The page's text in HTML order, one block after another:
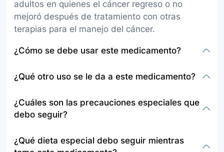
adultos en quienes el cáncer regreso o no
mejoró después de tratamiento con otras
terapias para el manejo del cáncer.
¿Cómo se debe usar este medicamento?
infusión intravenosa (por la vena). El tratamiento
especializado en el uso de medicamentos
antineoplásicos. Debe administrarse de forma
profesionales de la salud con entrenamiento
¿Qué otro uso se le da a este medicamento?
sea el tratamiento del mieloma múltiple en las
indicaciones autorizadas.
¿Cuáles son las precauciones especiales que
debo seguir?
informar al médico sobre alergias al
¿Qué dieta especial debo seguir mientras